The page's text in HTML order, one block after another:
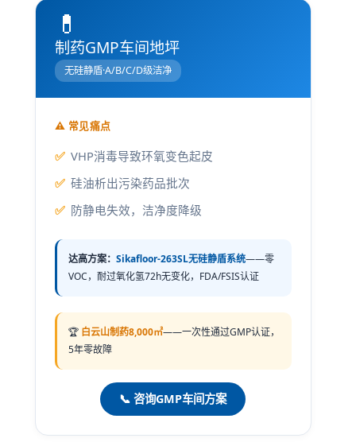
💊
制药GMP车间地坪
无硅静盾·A/B/C/D级洁净
⚠️ 常见痛点
VHP消毒导致环氧变色起皮
硅油析出污染药品批次
防静电失效，洁净度降级
达高方案： Sikafloor-263SL无硅静盾系统——零
VOC，耐过氧化氢72h无变化，FDA/FSIS认证
🏆 白云山制药8,000㎡——一次性通过GMP认证，
5年零故障
📞 咨询GMP车间方案